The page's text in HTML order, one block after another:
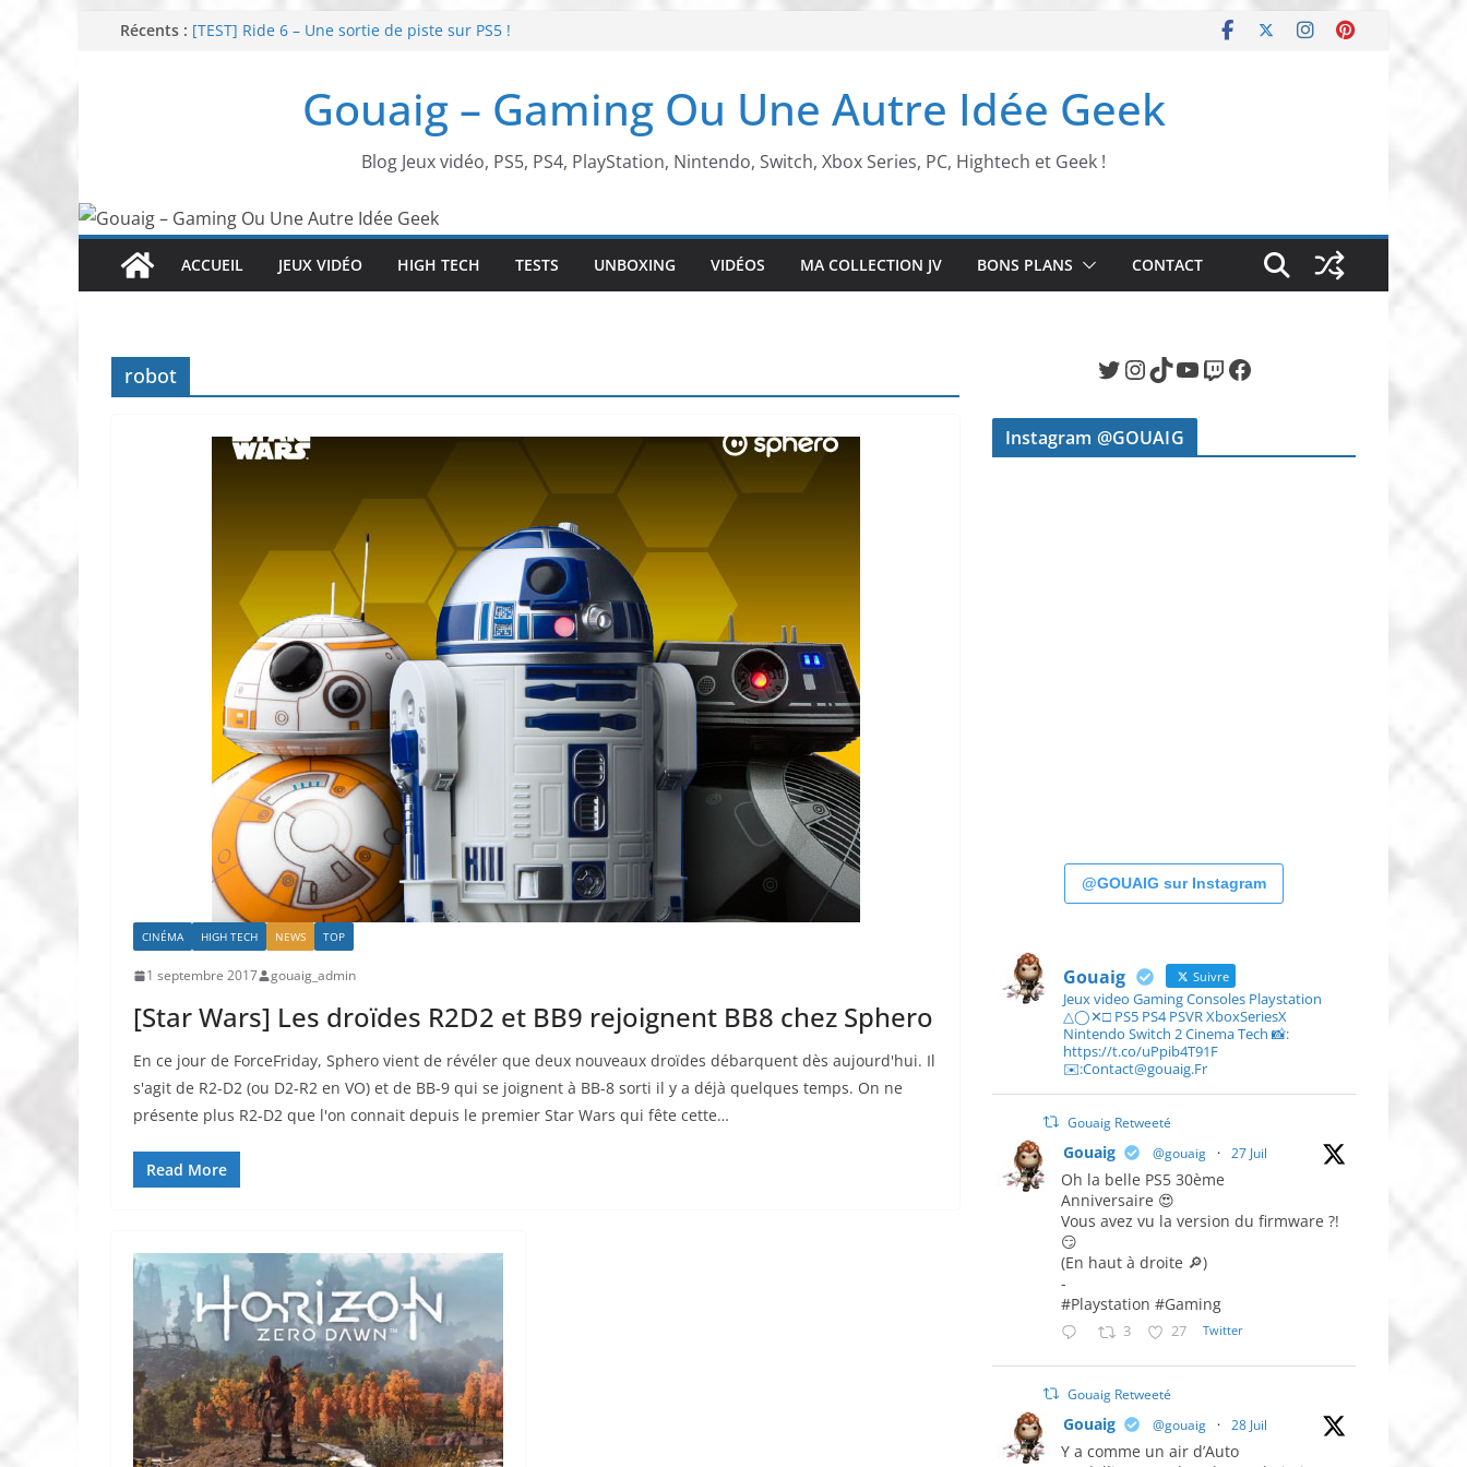
Passer
contenu
Récents : [TEST] Ride 6 – Une sortie de piste sur PS5 !
[TEST] Screamer – Le retour des courses arcade !
SWITCH 2 : Nouveaux accessoires Turtle Beach X Mario
Gouaig – Gaming Ou Une Autre Idée Geek
Blog Jeux vidéo, PS5, PS4, PlayStation, Nintendo, Switch, Xbox Series, PC, Hightech et Geek !
ACCUEIL JEUX VIDÉO HIGH TECH TESTS UNBOXING VIDÉOS MA COLLECTION JV BONS PLANS CONTACT
robot
CINÉMA HIGH TECH NEWS TOP
1 septembre 2017 gouaig_admin
[Star Wars] Les droïdes R2D2 et BB9 rejoignent BB8 chez Sphero
En ce jour de ForceFriday, Sphero vient de révéler que deux nouveaux droïdes débarquent dès aujourd'hui. Il
s'agit de R2-D2 (ou D2-R2 en VO) et de BB-9 qui se joignent à BB-8 sorti il y a déjà quelques temps. On ne
présente plus R2-D2 que l'on connait depuis le premier Star Wars qui fête cette…
Read More
Twitter InstagramTikTok YouTube Twitch Facebook
Instagram @GOUAIG
@GOUAIG sur Instagram
Gouaig Suivre
Jeux video Gaming Consoles Playstation
△◯✕□ PS5 PS4 PSVR XboxSeriesX
Nintendo Switch 2 Cinema Tech 📸:
https://t.co/uPpib4T91F
✉️:Contact@gouaig.Fr
Gouaig Retweeté
Gouaig @gouaig · 27 Juil
Oh la belle PS5 30ème
Anniversaire 😍
Vous avez vu la version du firmware ?!
😏
(En haut à droite 🔎)
-
#Playstation #Gaming
3 27 Twitter
Gouaig Retweeté
Gouaig @gouaig · 28 Juil
Y a comme un air d’Auto